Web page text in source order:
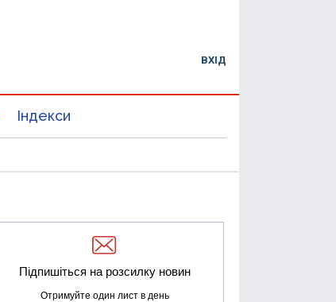
ВХІД
Індекси
Підпишіться на розсилку новин
Отримуйте один лист в день